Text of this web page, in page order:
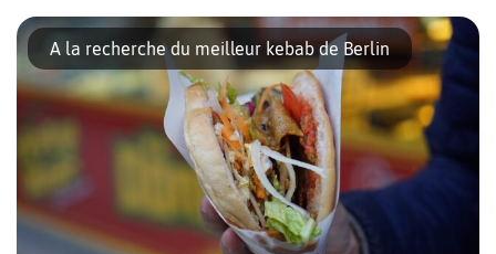
Si vous avez envie de soleil, filez Chez Zola déguster un
couscous réconfortant, un tajine coloré ou une brick fourrée aux
mille parfums. Notre souriante reine des épices vous attend dans
son […]
A la recherche du meilleur kebab de Berlin